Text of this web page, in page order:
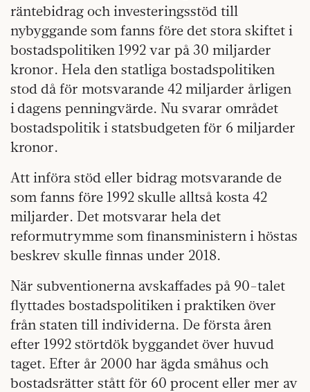
räntebidrag och investeringsstöd till
nybyggande som fanns före det stora skiftet i
bostadspolitiken 1992 var på 30 miljarder
kronor. Hela den statliga bostadspolitiken
stod då för motsvarande 42 miljarder årligen
i dagens penningvärde. Nu svarar området
bostadspolitik i statsbudgeten för 6 miljarder
kronor.
Att införa stöd eller bidrag motsvarande de
som fanns före 1992 skulle alltså kosta 42
miljarder. Det motsvarar hela det
reformutrymme som finansministern i höstas
beskrev skulle finnas under 2018.
När subventionerna avskaffades på 90-talet
flyttades bostadspolitiken i praktiken över
från staten till individerna. De första åren
efter 1992 störtdök byggandet över huvud
taget. Efter år 2000 har ägda småhus och
bostadsrätter stått för 60 procent eller mer av